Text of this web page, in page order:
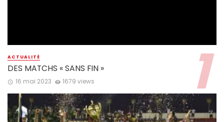
ACTUALITÉ
DES MATCHS « SANS FIN »
16 mai 2023 1679 views